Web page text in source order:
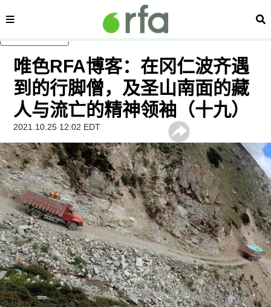
内容分类 搜
唯色RFA博客：在冈仁波齐遇
到的行脚僧，及圣山南面的藏
人与流亡的精神领袖（十九）
2021.10.25 12:02 EDT